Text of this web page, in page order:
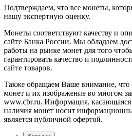
Подтверждаем, что все монеты,
нашу экспертную оценку.
Монеты соответствуют качеству и
сайте Банка России. Мы обладаем
работы на рынке монет для того
гарантировать качество и
сайте товаров.
Также обращаем Ваше внимание, что
монет и их изображение во многом
www.cbr.ru. Информация, касающаяся
наличия монет носит
является публичной офертой.